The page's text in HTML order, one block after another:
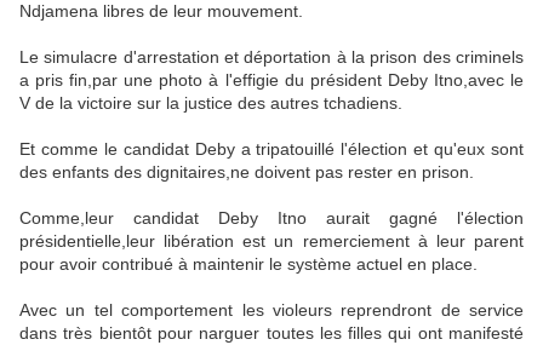
Ndjamena libres de leur mouvement.
Le simulacre d'arrestation et déportation à la prison des criminels
a pris fin,par une photo à l'effigie du président Deby Itno,avec le
V de la victoire sur la justice des autres tchadiens.
Et comme le candidat Deby a tripatouillé l'élection et qu'eux sont
des enfants des dignitaires,ne doivent pas rester en prison.
Comme,leur candidat Deby Itno aurait gagné l'élection
présidentielle,leur libération est un remerciement à leur parent
pour avoir contribué à maintenir le système actuel en place.
Avec un tel comportement les violeurs reprendront de service
dans très bientôt pour narguer toutes les filles qui ont manifesté